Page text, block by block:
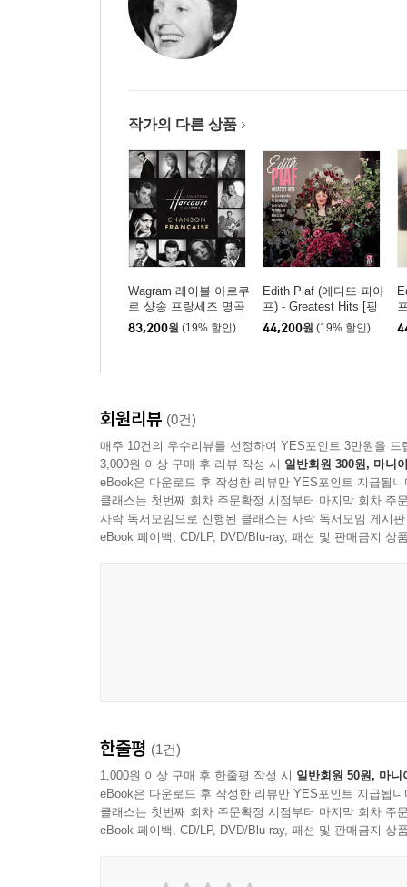
작가의 다른 상품
Wagram 레이블 아르쿠
르 샹송 프랑세즈 명곡
모음집 (Harcourt Chan
sons Francaises Box
83,200원 (19% 할인)
Edith Piaf (에디뜨 피아
프) - Greatest Hits [핑
크 컬러 2LP]
44,200원 (19% 할인)
회원리뷰 (0건)
매주 10건의 우수리뷰를 선정하여 YES포인트 3만원을 드
3,000원 이상 구매 후 리뷰 작성 시 일반회원 300원, 마니
eBook은 다운로드 후 작성한 리뷰만 YES포인트 지급됩니
클래스는 첫번째 회차 주문확정 시점부터 마지막 회차 주
사락 독서모임으로 진행된 클래스는 사락 독서모임 게시
eBook 페이백, CD/LP, DVD/Blu-ray, 패션 및 판매금지 상
한줄평 (1건)
1,000원 이상 구매 후 한줄평 작성 시 일반회원 50원, 마니
eBook은 다운로드 후 작성한 리뷰만 YES포인트 지급됩니
클래스는 첫번째 회차 주문확정 시점부터 마지막 회차 주
eBook 페이백, CD/LP, DVD/Blu-ray, 패션 및 판매금지 상